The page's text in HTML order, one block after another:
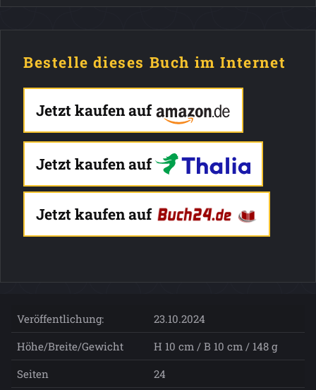
Bestelle dieses Buch im Internet
Jetzt kaufen auf
Jetzt kaufen auf
Jetzt kaufen auf
Veröffentlichung:
23.10.2024
Höhe/Breite/Gewicht
H 10 cm / B 10 cm / 148 g
Seiten
24